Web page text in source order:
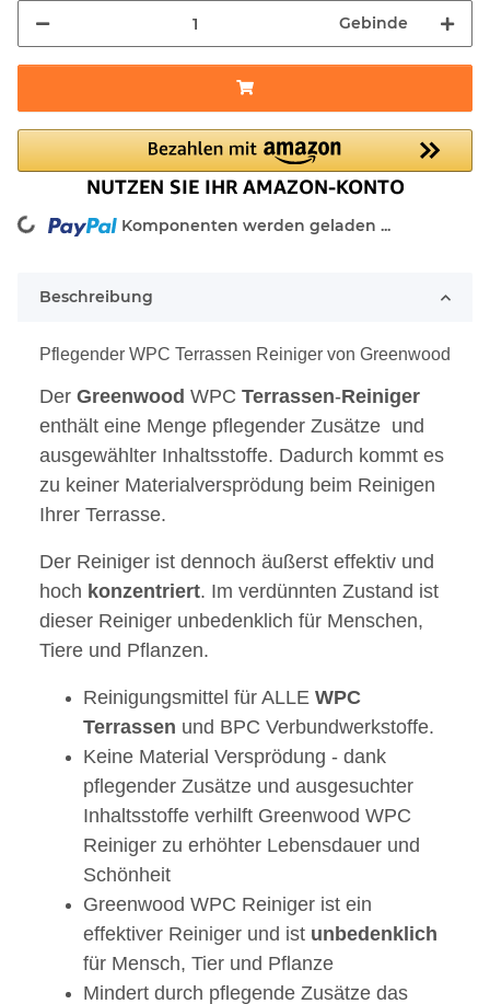
Gebinde
Komponenten werden geladen ...
Beschreibung
Pflegender WPC Terrassen Reiniger von Greenwood
Der Greenwood WPC Terrassen-Reiniger
enthält eine Menge pflegender Zusätze und
ausgewählter Inhaltsstoffe. Dadurch kommt es
zu keiner Materialversprödung beim Reinigen
Ihrer Terrasse.
Der Reiniger ist dennoch äußerst effektiv und
hoch konzentriert. Im verdünnten Zustand ist
dieser Reiniger unbedenklich für Menschen,
Tiere und Pflanzen.
Reinigungsmittel für ALLE WPC
Terrassen und BPC Verbundwerkstoffe.
Keine Material Versprödung - dank
pflegender Zusätze und ausgesuchter
Inhaltsstoffe verhilft Greenwood WPC
Reiniger zu erhöhter Lebensdauer und
Schönheit
Greenwood WPC Reiniger ist ein
effektiver Reiniger und ist unbedenklich
für Mensch, Tier und Pflanze
Mindert durch pflegende Zusätze das